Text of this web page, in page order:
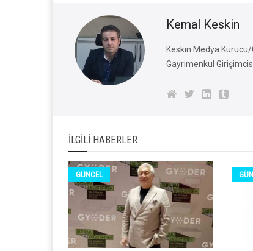
Kemal Keskin
Keskin Medya
Gayrimenkul
İLGILI HABERLER
GÜNCEL